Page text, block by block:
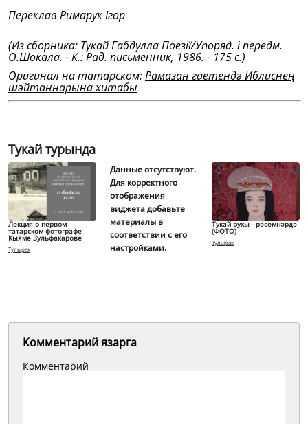
Переклав Римарук Iгор
(Из сборника: Тукай Габдулла Поезiï/Упоряд. i передм.
О.Шокала. - К.: Рад. письменник, 1986. - 175 с.)
Оригинал на татарском:Рамазан гаетендә Иблиснең
шәйтаннарына хитабы
Тукай турында
Лекция о первом
татарском фотографе
Кыяме Зульфакарове
Тулырак
Данные отсутствуют.
Для корректного
отображения
виджета добавьте
материалы в
соответствии с его
настройками.
Тукай рухы - рәсемнәрдә
(ФОТО)
Тулырак
Комментарий язарга
Комментарий